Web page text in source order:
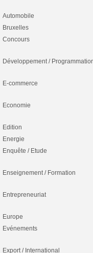
Automobile
Bruxelles
Concours
Développement /
E-commerce
Economie
Edition
Energie
Enquête / Etude
Enseignement / Formation
Entrepreneuriat
Europe
Evénements
Export / International